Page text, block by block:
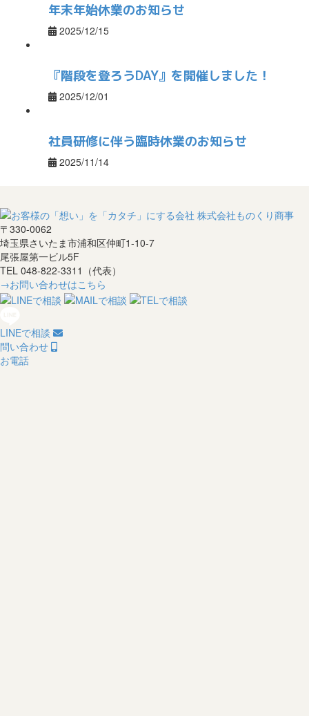
年末年始休業のお知らせ
2025/12/15
『階段を登ろうDAY』を開催しました！
2025/12/01
社員研修に伴う臨時休業のお知らせ
2025/11/14
〒330-0062
埼玉県さいたま市浦和区仲町1-10-7
尾張屋第一ビル5F
TEL 048-822-3311（代表）
→お問い合わせはこちら
LINEで相談
問い合わせ
お電話